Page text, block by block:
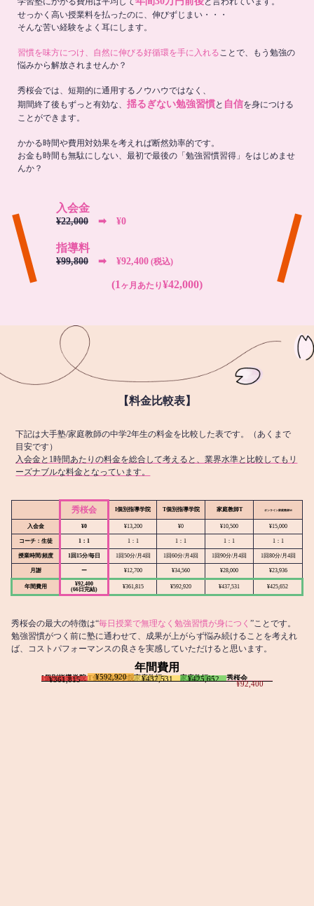
せっかく高い授業料を払ったのに、伸びずじまい・・・
そんな苦い経験をよく耳にします。
習慣を味方につけ、自然に伸びる好循環を手に入れることで、もう勉強の
悩みから解放されませんか？
秀桜会では、短期的に通用するノウハウではなく、
期間終了後もずっと有効な、 揺るぎない勉強習慣と 自信を身につける
ことができます。
かかる時間や費用対効果を考えれば断然効率的です。
お金も時間も無駄にしない、最初で最後の「勉強習慣習得」をはじめませ
んか？
入会金
¥22,000 ➡︎ ¥0
指導料
¥99,800 ➡︎ ¥92,400 (税込)
(1 ヶ月あたり¥42,000)
【料金比較表】
下記は大手塾/家庭教師の中学2年生の料金を比較した表です。（あくまで
目安です）
入会金と1時間あたりの料金を総合して考えると、業界水準と比較してもリ
ーズナブルな料金となっています。
秀桜会 I個別指導学院 T個別指導学院 家庭教師T オンライン家庭教師M
入会金 ¥0 ¥13,200 ¥0 ¥10,500 ¥15,000
コーチ：生徒 1：1 1：1 1：1 1：1 1：1
授業時間/頻度 1回15分/毎日 1回50分/月4回 1回60分/月4回 1回90分/月4回 1回80分/月4回
月謝 ー ¥12,700 ¥34,560 ¥28,000 ¥23,936
年間費用
¥92,400
(66日完結)
¥361,815 ¥592,920 ¥437,531 ¥425,652
秀桜会の最大の特徴は“毎日授業で無理なく勉強習慣が身につく ”ことです。
勉強習慣がつく前に塾に通わせて、成果が上がらず悩み続けることを考えれ
ば、コストパフォーマンスの良さを実感していただけると思います。
年間費用
I個別指導学院
¥361,815 T個別指導学院
¥592,920 家庭教師T
¥437,531 家庭教師M
¥425,652 秀桜会
¥92,400